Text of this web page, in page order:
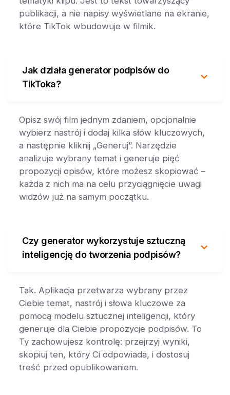
publikacji, a nie napisy wyświetlane na ekranie,
które TikTok wbudowuje w filmik.
Jak działa generator podpisów do
TikToka?
Opisz swój film jednym zdaniem, opcjonalnie
wybierz nastrój i dodaj kilka słów kluczowych,
a następnie kliknij „Generuj”. Narzędzie
analizuje wybrany temat i generuje pięć
propozycji opisów, które możesz skopiować –
każda z nich ma na celu przyciągnięcie uwagi
widzów już na samym początku.
Czy generator wykorzystuje sztuczną
inteligencję do tworzenia podpisów?
Tak. Aplikacja przetwarza wybrany przez
Ciebie temat, nastrój i słowa kluczowe za
pomocą modelu sztucznej inteligencji, który
generuje dla Ciebie propozycje podpisów. To
Ty zachowujesz kontrolę: przejrzyj wyniki,
skopiuj ten, który Ci odpowiada, i dostosuj
treść przed opublikowaniem.